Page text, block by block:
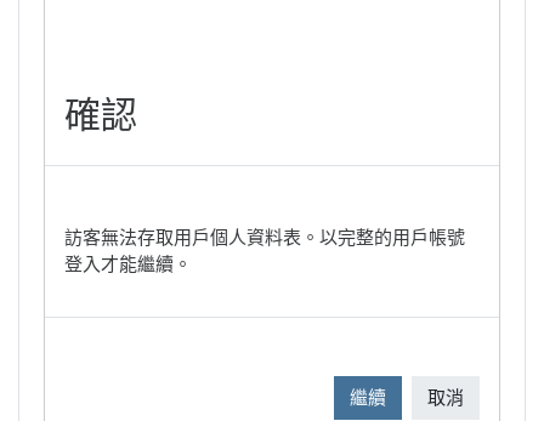
確認
訪客無法存取用戶個人資料表。以完整的用戶帳號
登入才能繼續。
繼續 取消